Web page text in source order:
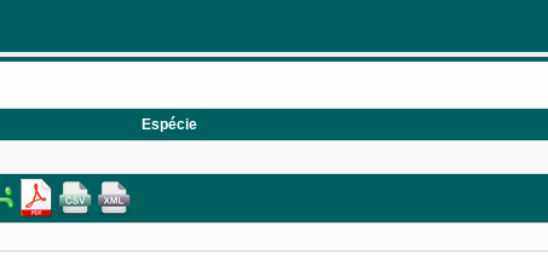
Espécie